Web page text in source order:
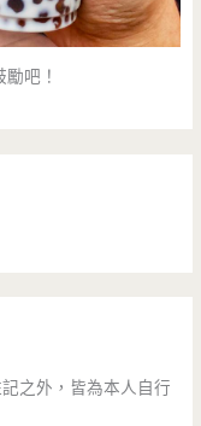
吧！
之外，皆為本人自行